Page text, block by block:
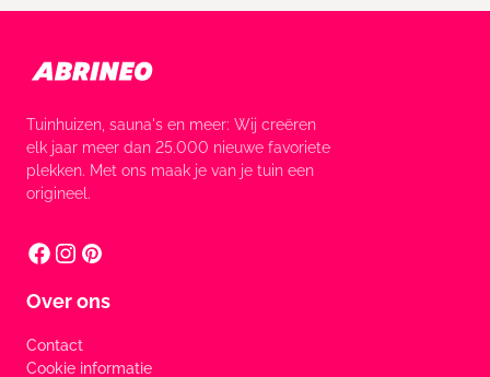
Tuinhuizen, sauna's en meer: Wij creëren
elk jaar meer dan 25.000 nieuwe favoriete
plekken. Met ons maak je van je tuin een
origineel.
Over ons
Contact
Cookie informatie